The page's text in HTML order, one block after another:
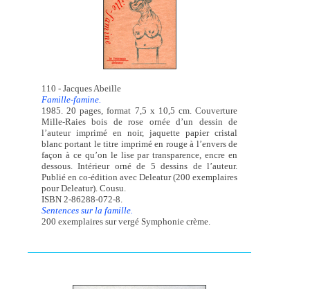
110 - Jacques Abeille
Famille-famine.
1985. 20 pages, format 7,5 x 10,5 cm. Couverture
Mille-Raies bois de rose ornée d’un dessin de
l’auteur imprimé en noir, jaquette papier cristal
blanc portant le titre imprimé en rouge à l’envers de
façon à ce qu’on le lise par transparence, encre en
dessous. Intérieur orné de 5 dessins de l’auteur.
Publié en co-édition avec Deleatur (200 exemplaires
pour Deleatur). Cousu.
ISBN 2-86288-072-8.
Sentences sur la famille.
200 exemplaires sur vergé Symphonie crème.